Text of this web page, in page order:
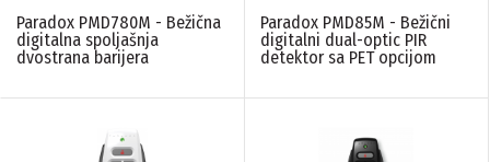
N/A(13)
Paradox PMD780M - Bežična
digitalna spoljašnja
dvostrana barijera
Paradox PMD85M - Bežični
digitalni dual-optic PIR
detektor sa PET opcijom